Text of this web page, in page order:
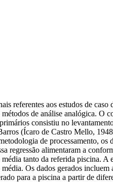
referentes aos estudos de
de análise analógica.
consistiu no
(Ícaro de Castro Mello,
de processamento, os
regressão alimentaram a
tanto da referida piscina.
Os dados gerados
para a piscina a partir de